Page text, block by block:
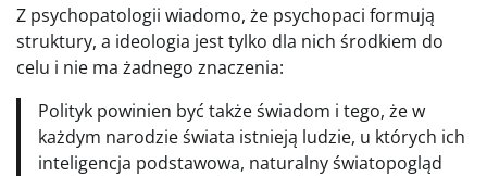
Z psychopatologii wiadomo, że psychopaci formują
struktury, a ideologia jest tylko dla nich środkiem do
celu i nie ma żadnego znaczenia:
Polityk powinien być także świadom i tego, że w
każdym narodzie świata istnieją ludzie, u których ich
inteligencja podstawowa, naturalny światopogląd